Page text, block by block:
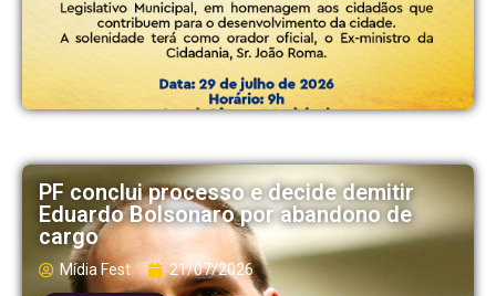
PF conclui processo e decide demitir
Eduardo Bolsonaro por abandono de
cargo
Mídia Fest 21/07/2026